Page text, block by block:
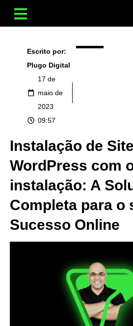
Instalação de Site
WordPress com
instalação: A
Completa para o
Sucesso Online
Escrito por:
Plugo Digital
17 de
maio de
2023
09:57